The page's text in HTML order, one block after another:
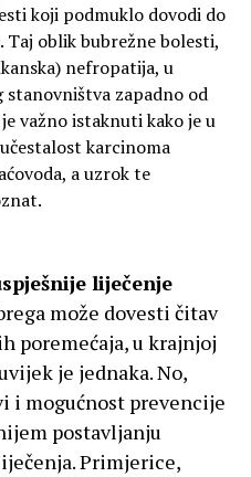
koji podmuklo dovodi do
Taj oblik bubrežne bolesti,
nefropatija, u
stanovništva zapadno od
važno istaknuti kako je u
karcinoma
a uzrok te
liječenje
može dovesti čitav
poremećaja, u krajnjoj
je jednaka. No,
i mogućnost prevencije
postavljanju
Primjerice,